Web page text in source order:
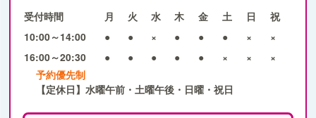
受付時間 月 火 水 木 金 土 日
祝
10:00～14:00
● ● × ● ● ● ×
×
16:00～20:30
● ● ● ● ● × ×
×
予約優先制
【定休日】水曜午前・土曜午後・日曜・祝日